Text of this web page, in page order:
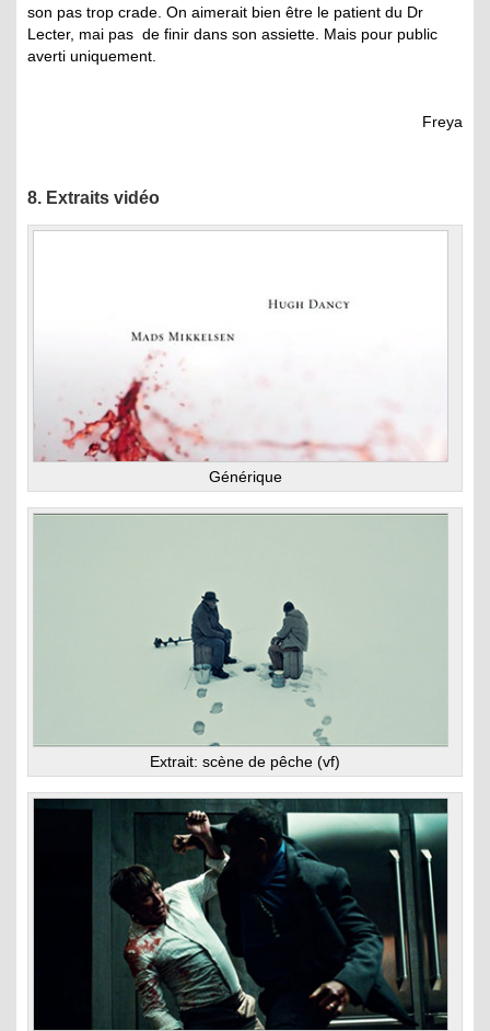
son pas trop crade. On aimerait bien être le patient du Dr
Lecter, mai pas de finir dans son assiette. Mais pour public
averti uniquement.
Freya
8. Extraits vidéo
Générique
Extrait: scène de pêche (vf)